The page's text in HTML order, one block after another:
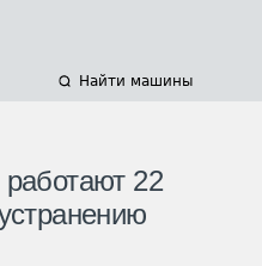
Найти машины
22